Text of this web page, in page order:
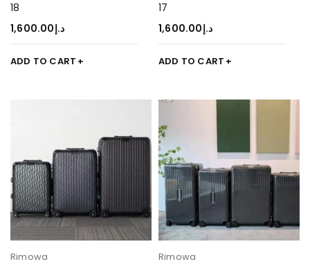
18
د.إ1,600.00
ADD TO CART
17
د.إ1,600.00
ADD TO CART
Rimowa Rimowa